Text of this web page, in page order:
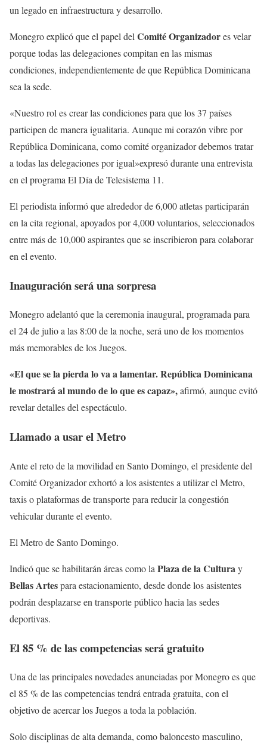
un legado en infraestructura y desarrollo.
Monegro explicó que el papel del Comité Organizadores velar
porque todas las delegaciones compitan en las mismas
condiciones, independientemente de que República Dominicana
sea la sede.
«Nuestro rol es crear las condiciones para que los 37 países
participen de manera igualitaria. Aunque mi corazón vibre por
República Dominicana, como comité organizador debemos tratar
a todas las delegaciones por igual»expresó durante una entrevista
en el programa El Día de Telesistema 11.
El periodista informó que alrededor de 6,000 atletas participarán
en la cita regional, apoyados por 4,000 voluntarios, seleccionados
entre más de 10,000 aspirantes que se inscribieron para colaborar
en el evento.
Inauguración será una sorpresa
Monegro adelantó que la ceremonia inaugural, programada para
el 24 de julio a las 8:00 de la noche, será uno de los momentos
más memorables de los Juegos.
«El que se la pierda lo va a lamentar. República Dominicana
le mostrará al mundo de lo que es capaz»,afirmó, aunque evitó
revelar detalles del espectáculo.
Llamado a usar el Metro
Ante el reto de la movilidad en Santo Domingo, el presidente del
Comité Organizador exhortó a los asistentes a utilizar el Metro,
taxis o plataformas de transporte para reducir la congestión
vehicular durante el evento.
El Metro de Santo Domingo.
Indicó que se habilitarán áreas como la Plaza de la Culturay
Bellas Artespara estacionamiento, desde donde los asistentes
podrán desplazarse en transporte público hacia las sedes
deportivas.
El 85 % de las competencias será gratuito
Una de las principales novedades anunciadas por Monegro es que
el 85 % de las competencias tendrá entrada gratuita, con el
objetivo de acercar los Juegos a toda la población.
Solo disciplinas de alta demanda, como baloncesto masculino,